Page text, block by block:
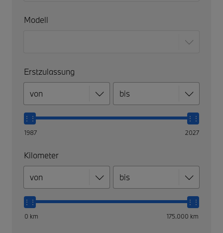
Modell
Erstzulassung
1987 2027
Kilometer
0 km 175.000 km